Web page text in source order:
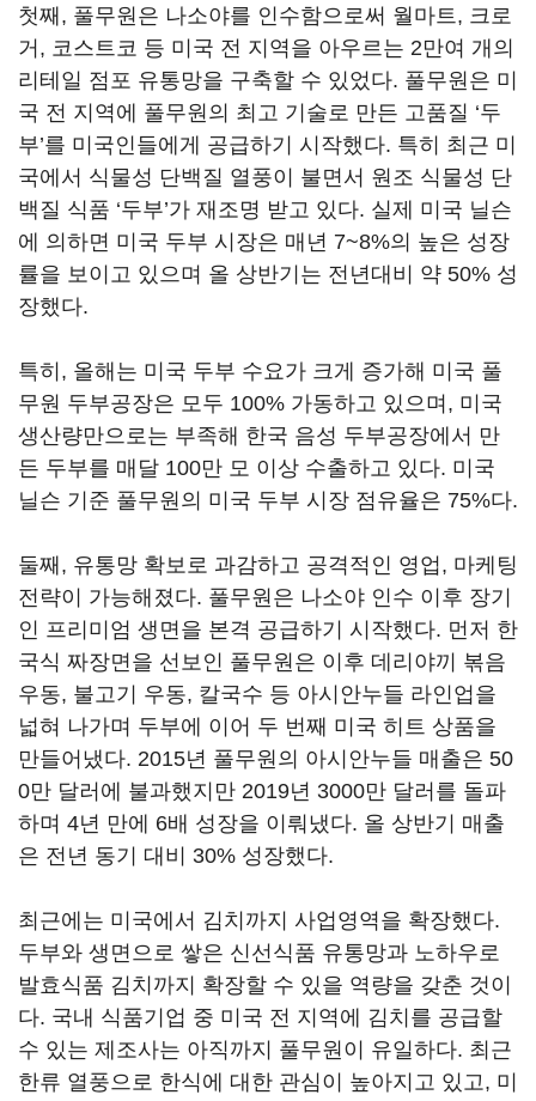
첫째, 풀무원은 나소야를 인수함으로써 월마트, 크로
거, 코스트코 등 미국 전 지역을 아우르는 2만여 개의
리테일 점포 유통망을 구축할 수 있었다. 풀무원은 미
국 전 지역에 풀무원의 최고 기술로 만든 고품질 ‘두
부’를 미국인들에게 공급하기 시작했다. 특히 최근 미
국에서 식물성 단백질 열풍이 불면서 원조 식물성 단
백질 식품 ‘두부’가 재조명 받고 있다. 실제 미국 닐슨
에 의하면 미국 두부 시장은 매년 7~8%의 높은 성장
률을 보이고 있으며 올 상반기는 전년대비 약 50% 성
장했다.
특히, 올해는 미국 두부 수요가 크게 증가해 미국 풀
무원 두부공장은 모두 100% 가동하고 있으며, 미국
생산량만으로는 부족해 한국 음성 두부공장에서 만
든 두부를 매달 100만 모 이상 수출하고 있다. 미국
닐슨 기준 풀무원의 미국 두부 시장 점유율은 75%다.
둘째, 유통망 확보로 과감하고 공격적인 영업, 마케팅
전략이 가능해졌다. 풀무원은 나소야 인수 이후 장기
인 프리미엄 생면을 본격 공급하기 시작했다. 먼저 한
국식 짜장면을 선보인 풀무원은 이후 데리야끼 볶음
우동, 불고기 우동, 칼국수 등 아시안누들 라인업을
넓혀 나가며 두부에 이어 두 번째 미국 히트 상품을
만들어냈다. 2015년 풀무원의 아시안누들 매출은 50
0만 달러에 불과했지만 2019년 3000만 달러를 돌파
하며 4년 만에 6배 성장을 이뤄냈다. 올 상반기 매출
은 전년 동기 대비 30% 성장했다.
최근에는 미국에서 김치까지 사업영역을 확장했다.
두부와 생면으로 쌓은 신선식품 유통망과 노하우로
발효식품 김치까지 확장할 수 있을 역량을 갖춘 것이
다. 국내 식품기업 중 미국 전 지역에 김치를 공급할
수 있는 제조사는 아직까지 풀무원이 유일하다. 최근
한류 열풍으로 한식에 대한 관심이 높아지고 있고, 미